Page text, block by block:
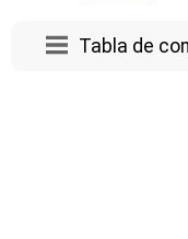
Tabla de